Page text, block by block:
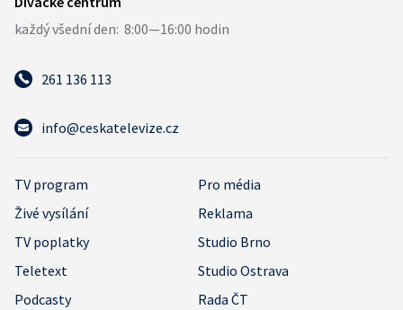
261 136 113
info@ceskatelevize.cz
TV program
Pro média
Živé vysílání
Reklama
TV poplatky
Studio Brno
Teletext
Studio Ostrava
Podcasty
Rada ČT